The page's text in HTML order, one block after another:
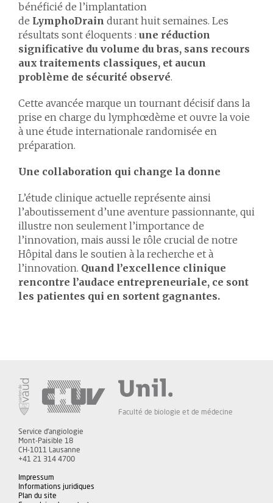
bénéficié de l’implantation
de LymphoDrain durant huit semaines. Les
résultats sont éloquents : une réduction
significative du volume du bras, sans recours
aux traitements classiques, et aucun
problème de sécurité observé.
Cette avancée marque un tournant décisif dans la
prise en charge du lymphœdème et ouvre la voie
à une étude internationale randomisée en
préparation.
Une collaboration qui change la donne
L’étude clinique actuelle représente ainsi
l’aboutissement d’une aventure passionnante, qui
illustre non seulement l’importance de
l’innovation, mais aussi le rôle crucial de notre
Hôpital dans le soutien à la recherche et à
l’innovation. Quand l’excellence clinique
rencontre l’audace entrepreneuriale, ce sont
les patientes qui en sortent gagnantes.
Faculté de biologie et de médecine
Service d'angiologie
Mont-Paisible 18
CH-1011 Lausanne
+41 21 314 4700
Impressum
Informations juridiques
Plan du site